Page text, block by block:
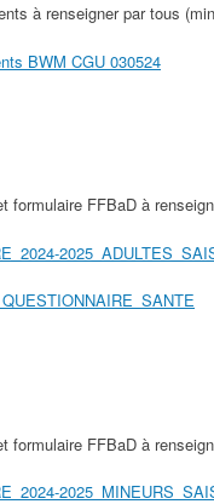
à renseigner par tous
BWM CGU 030524
formulaire FFBaD à
formulaire FFBaD à